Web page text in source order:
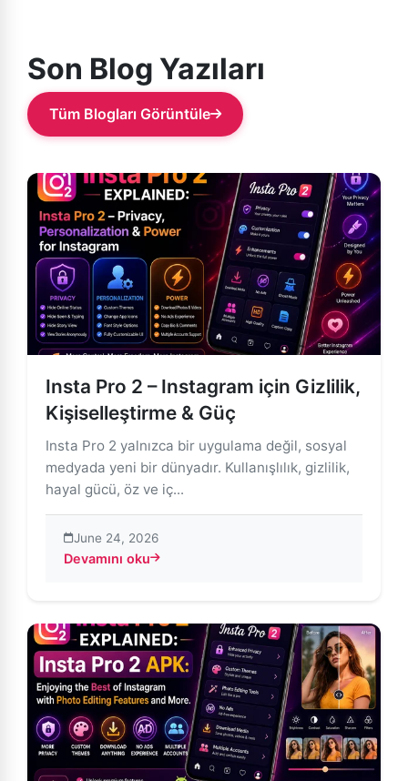
Son Blog Yazıları
Tüm Blogları Görüntüle
Insta Pro 2 – Instagram için Gizlilik,
Kişiselleştirme & Güç
Insta Pro 2 yalnızca bir uygulama değil, sosyal
medyada yeni bir dünyadır. Kullanışlılık, gizlilik,
hayal gücü, öz ve iç...
June 24, 2026
Devamını oku
about Insta Pro 2 – Instagram için Gizlilik,